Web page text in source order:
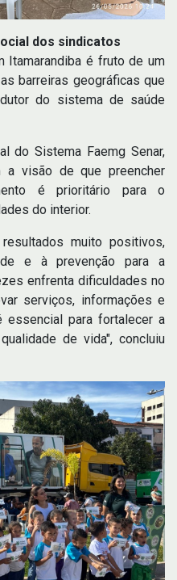
dos sindicatos
Itamarandiba é fruto de um
barreiras geográficas que
do sistema de saúde
do Sistema Faemg Senar,
a visão de que preencher
é prioritário para o
do interior.
muito positivos,
e à prevenção para a
enfrenta dificuldades no
serviços, informações e
para fortalecer a
de vida", concluiu